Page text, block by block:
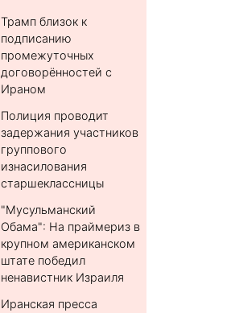
Трамп близок к
подписанию
промежуточных
договорённостей с
Ираном
Полиция проводит
задержания участников
группового
изнасилования
старшеклассницы
"Мусульманский
Обама": На праймериз в
крупном американском
штате победил
ненавистник Израиля
Иранская пресса